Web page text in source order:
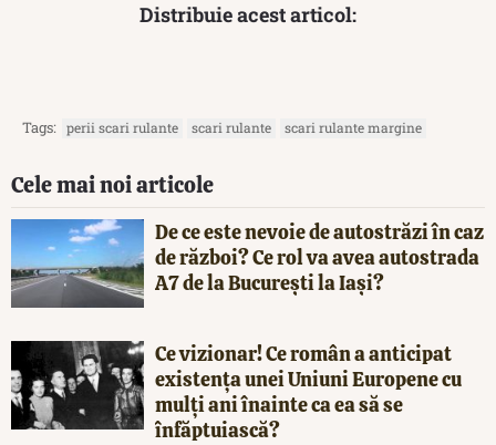
Distribuie acest articol:
Tags: perii scari rulante scari rulante scari rulante margine
Cele mai noi articole
De ce este nevoie de autostrăzi în caz
de război? Ce rol va avea autostrada
A7 de la București la Iași?
Ce vizionar! Ce român a anticipat
existența unei Uniuni Europene cu
mulți ani înainte ca ea să se
înfăptuiască?